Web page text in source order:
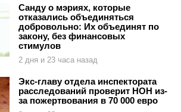
Санду о мэриях, которые
отказались объединяться
добровольно: Их объединят по
закону, без финансовых
стимулов
2 дня и 23 часа назад
Экс-главу отдела инспектората
расследований проверит НОН из-
за пожертвования в 70 000 евро